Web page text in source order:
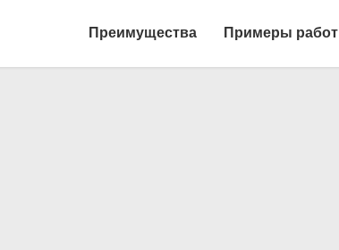
Преимущества Примеры работ